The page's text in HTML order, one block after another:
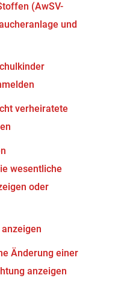
(AwSV-
und
verheiratete
wesentliche
oder
Änderung einer
anzeigen